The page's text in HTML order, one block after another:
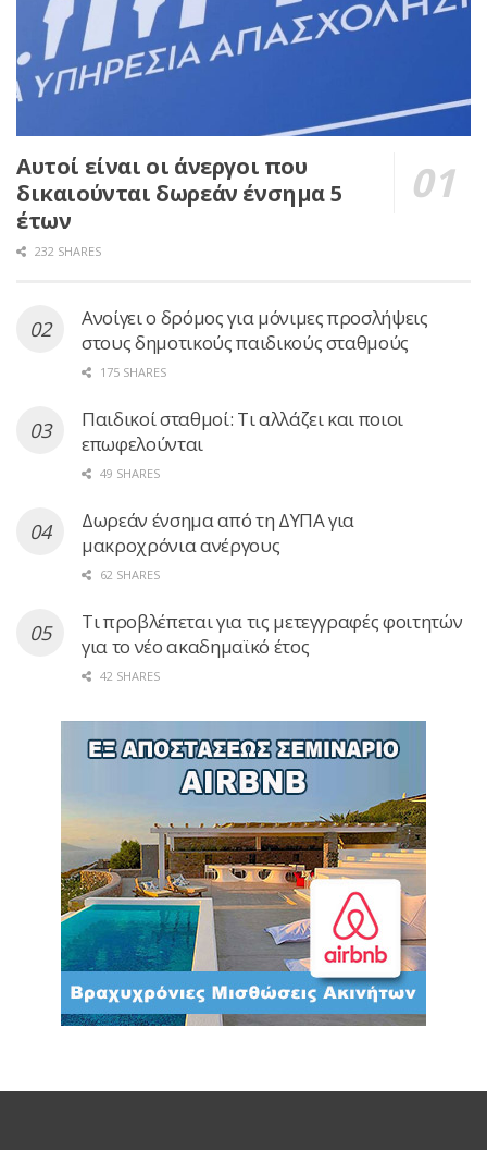
Αυτοί είναι οι άνεργοι που
δικαιούνται δωρεάν ένσημα 5
έτων
232 SHARES
Ανοίγει ο δρόμος για μόνιμες προσλήψεις
στους δημοτικούς παιδικούς σταθμούς
175 SHARES
Παιδικοί σταθμοί: Τι αλλάζει και ποιοι
επωφελούνται
49 SHARES
Δωρεάν ένσημα από τη ΔΥΠΑ για
μακροχρόνια ανέργους
62 SHARES
Τι προβλέπεται για τις μετεγγραφές φοιτητών
για το νέο ακαδημαϊκό έτος
42 SHARES